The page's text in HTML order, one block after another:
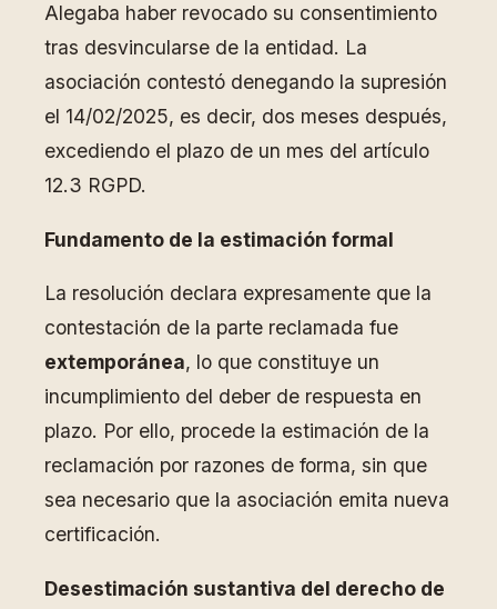
Alegaba haber revocado su consentimiento
tras desvincularse de la entidad. La
asociación contestó denegando la supresión
el 14/02/2025, es decir, dos meses después,
excediendo el plazo de un mes del artículo
12.3 RGPD.
Fundamento de la estimación formal
La resolución declara expresamente que la
contestación de la parte reclamada fue
extemporánea, lo que constituye un
incumplimiento del deber de respuesta en
plazo. Por ello, procede la estimación de la
reclamación por razones de forma, sin que
sea necesario que la asociación emita nueva
certificación.
Desestimación sustantiva del derecho de